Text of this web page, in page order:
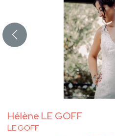
Hélène LE GOFF
LE GOFF